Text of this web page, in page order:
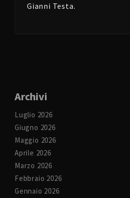
Gianni Testa.
Archivi
Luglio 2026
Giugno 2026
Maggio 2026
Aprile 2026
Marzo 2026
Febbraio 2026
Gennaio 2026